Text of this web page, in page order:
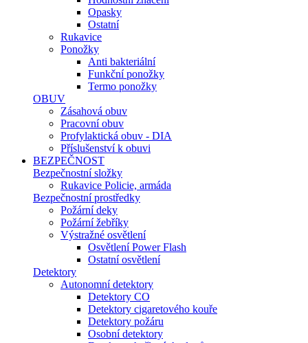
Opasky
Ostatní
Rukavice
Ponožky
Anti bakteriální
Funkční ponožky
Termo ponožky
OBUV
Zásahová obuv
Pracovní obuv
Profylaktická obuv - DIA
Příslušenství k obuvi
BEZPEČNOST
Bezpečnostní složky
Rukavice Policie, armáda
Bezpečnostní prostředky
Požární deky
Požární žebříky
Výstražné osvětlení
Osvětlení Power Flash
Ostatní osvětlení
Detektory
Autonomní detektory
Detektory CO
Detektory cigaretového kouře
Detektory požáru
Osobní detektory